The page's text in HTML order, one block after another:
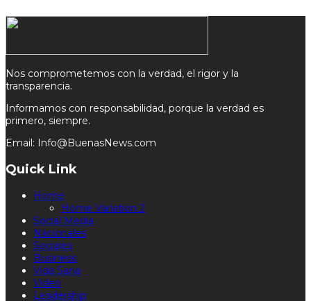
Nos comprometemos con la verdad, el rigor y la
transparencia.
Informamos con responsabilidad, porque la verdad es
primero, siempre.
Email: Info@BuenasNews.com
Quick Link
Home
Home Variation 2
Social Media
Nacionales
Sociales
Business
Vida Sana
Video
Leadership